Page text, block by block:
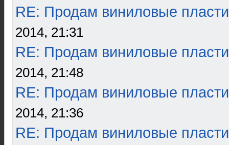
RE: Продам виниловые
2014, 21:31
RE: Продам виниловые
2014, 21:48
RE: Продам виниловые
2014, 21:36
RE: Продам виниловые